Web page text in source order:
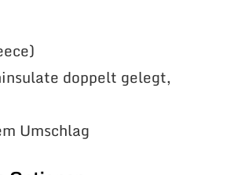
doppelt gelegt,
Umschlag